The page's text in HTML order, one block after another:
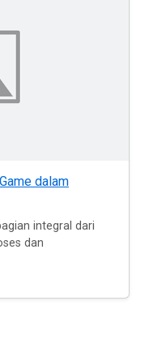
dalam
integral dari
dan